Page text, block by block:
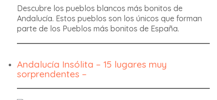
Descubre los pueblos blancos más bonitos de
Andalucía. Estos pueblos son los únicos que forman
parte de los Pueblos más bonitos de España.
Andalucía Insólita – 15 lugares muy
sorprendentes –